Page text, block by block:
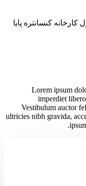
کنسانتره پایا
Lorem ipsum
imperdiet
Vestibulum auctor
ultricies nibh gravida,